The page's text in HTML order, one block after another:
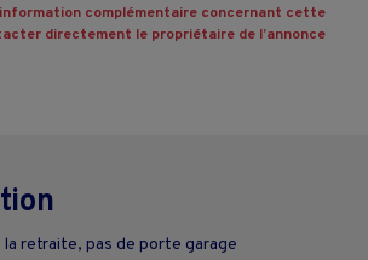
complémentaire concernant cette
directement le propriétaire de l’annonce
la retraite, pas de porte garage